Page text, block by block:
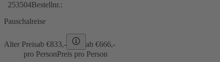
253504Bestellnr.:
Pauschalreise
Alter Preisab €833,- ab €666,-
pro PersonPreis pro Person